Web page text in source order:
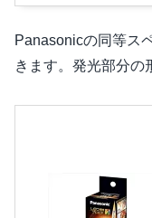
Panasonicの同等ス
きます。発光部分の